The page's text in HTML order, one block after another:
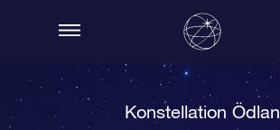
Konstellation Ödlan